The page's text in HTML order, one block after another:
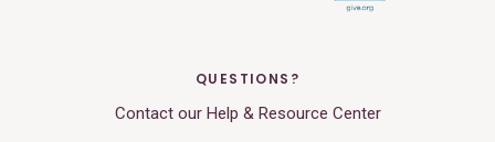
QUESTIONS?
Contact our Help & Resource Center